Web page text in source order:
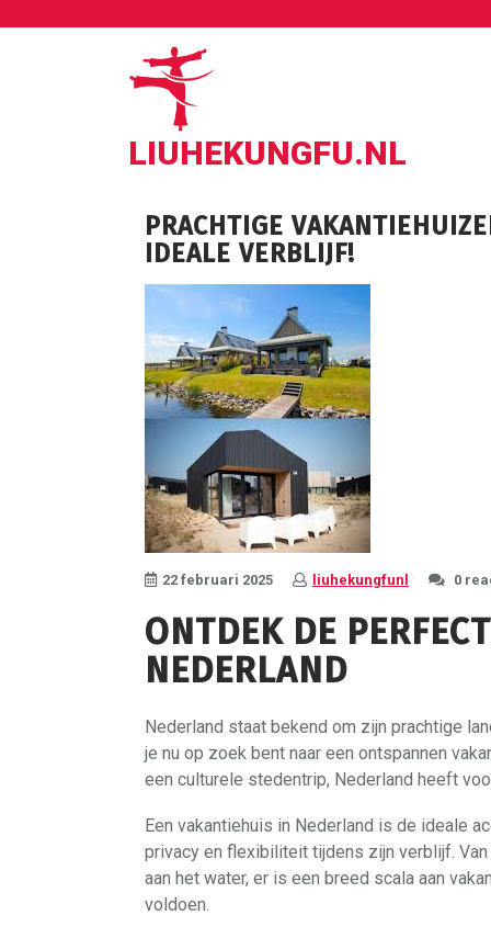
LIUHEKUNGFU.NL
PRACHTIGE
IDEALE VERBLIJF!
22 februari 2025 liuhekungfunl 0
ONTDEK DE
NEDERLAND
Nederland staat bekend om zijn prachtige
je nu op zoek bent naar een ontspannen
een culturele stedentrip, Nederland heeft
Een vakantiehuis in Nederland is de ideale
privacy en flexibiliteit tijdens zijn verblijf.
aan het water, er is een breed scala aan
voldoen.